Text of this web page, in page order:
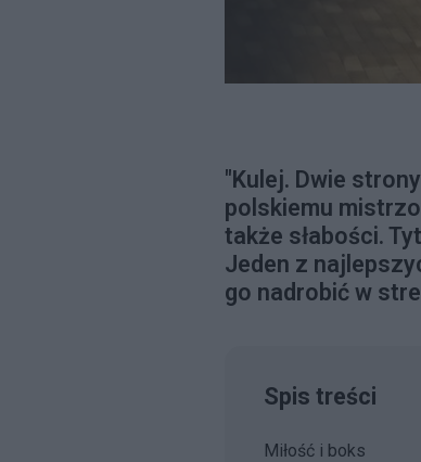
"Kulej. Dwie
polskiemu
także słabości.
Jeden z
go nadrobić w
Spis treści
Miłość i boks